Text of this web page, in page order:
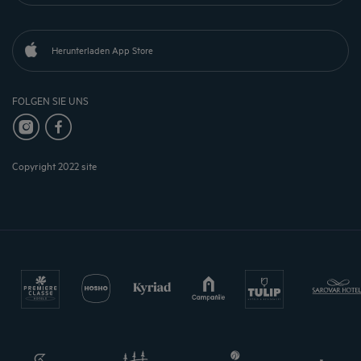
Herunterladen App Store
FOLGEN SIE UNS
Copyright 2022 site